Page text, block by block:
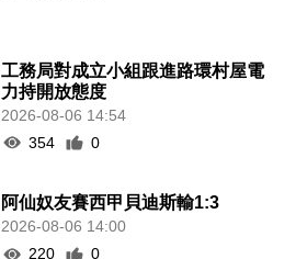
工務局對成立小組跟進路環村屋電
力持開放態度
2026-08-06 14:54
354
0
阿仙奴友賽西甲貝迪斯輸1:3
2026-08-06 14:00
220
0